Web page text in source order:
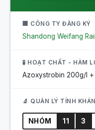
🏢 CÔNG TY ĐĂNG KÝ
Shandong Weifang
🧪 HOẠT CHẤT - HÀM
Azoxystrobin 200g/l
🔬 QUẢN LÝ TÍNH
NHÓM 11 3